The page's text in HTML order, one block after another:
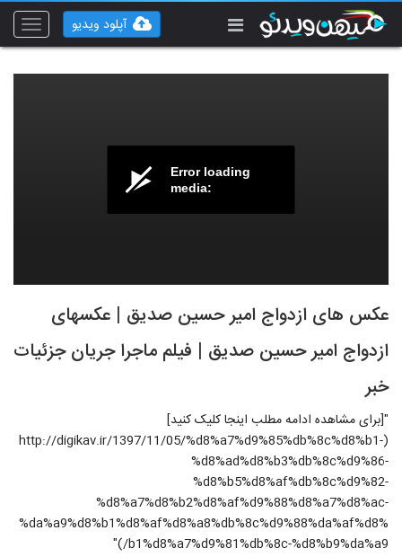
Toggle
آپلود ویدیو
Error loading
media:
عکس های ازدواج امیر حسین صدیق | عکسهای
ازدواج امیر حسین صدیق | فیلم ماجرا جریان جزئیات
خبر
"[برای مشاهده ادامه مطلب اینجا کلیک کنید]
(http://digikav.ir/1397/11/05/%d8%a7%d9%85%db%8c%d8%b1-
%d8%ad%d8%b3%db%8c%d9%86-
%d8%b5%d8%af%db%8c%d9%82-
%d8%a7%d8%b2%d8%af%d9%88%d8%a7%d8%ac-
%da%a9%d8%b1%d8%af%d8%a8%db%8c%d9%88%da%af%d8%
b1%d8%a7%d9%81%db%8c-%d8%b9%da%a9/)"